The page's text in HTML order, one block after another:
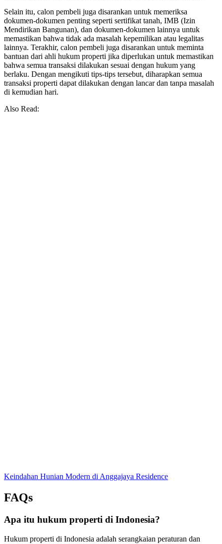
Selain itu, calon pembeli juga disarankan untuk memeriksa
dokumen-dokumen penting seperti sertifikat tanah, IMB (Izin
Mendirikan Bangunan), dan dokumen-dokumen lainnya untuk
memastikan bahwa tidak ada masalah kepemilikan atau legalitas
lainnya. Terakhir, calon pembeli juga disarankan untuk meminta
bantuan dari ahli hukum properti jika diperlukan untuk memastikan
bahwa semua transaksi dilakukan sesuai dengan hukum yang
berlaku. Dengan mengikuti tips-tips tersebut, diharapkan semua
transaksi properti dapat dilakukan dengan lancar dan tanpa masalah
di kemudian hari.
Also Read:
Keindahan Hunian Modern di Anggajaya Residence
FAQs
Apa itu hukum properti di Indonesia?
Hukum properti di Indonesia adalah serangkaian peraturan dan